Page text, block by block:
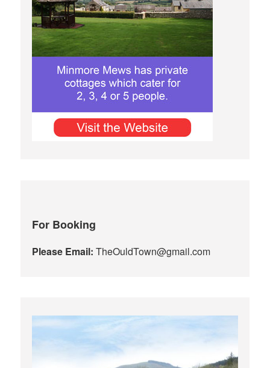
For Booking
Please Email: TheOuldTown@gmail.com